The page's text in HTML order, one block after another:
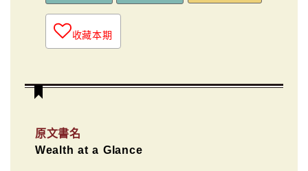
收藏本期
原文書名
Wealth at a Glance